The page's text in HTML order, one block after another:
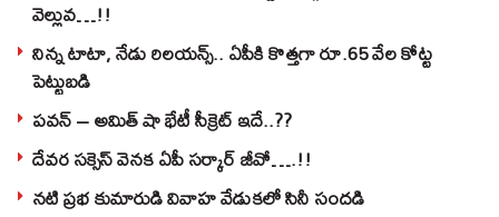
వెల్లువ…!!
నిన్న టాటా, నేడు రిలయన్స్.. ఏపీకి కొత్తగా రూ.65 వేల కోట్ట
పెట్టుబడి
పవన్‌ – అమిత్‌ షా భేటీ సీక్రెట్‌ ఇదే..??
దేవర సక్సెస్‌ వెనక ఏపీ సర్కార్‌ జీవో….!!
నటి ప్రభ కుమారుడి వివాహ వేడుకలో సినీ సందడి